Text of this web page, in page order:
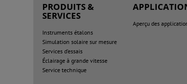
PRODUITS &
SERVICES
Instruments étalons
Simulation solaire sur mesure
Services d’essais
Éclairage à grande vitesse
Service technique
Aperçu des